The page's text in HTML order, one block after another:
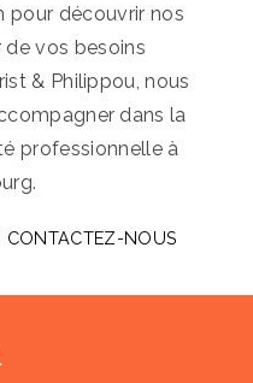
pour découvrir nos
vos besoins
& Philippou, nous
dans la
professionnelle à
CONTACTEZ-NOUS